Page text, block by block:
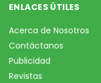
ENLACES ÚTILES
Acerca de Nosotros
Contáctanos
Publicidad
Revistas